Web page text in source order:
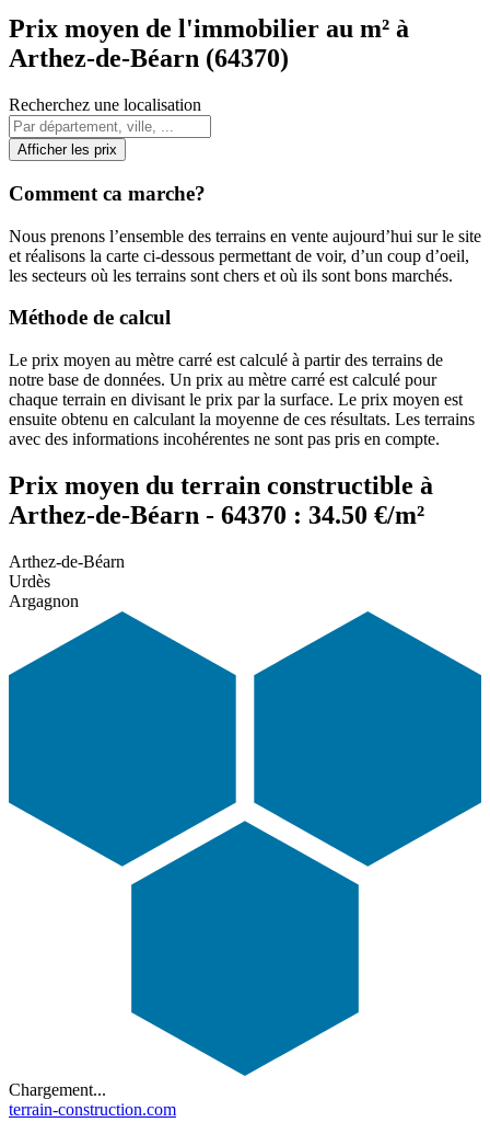
Prix moyen de l'immobilier au m² à
Arthez-de-Béarn (64370)
Recherchez une localisation
Afficher les prix
Comment ca marche?
Nous prenons l’ensemble des terrains en vente aujourd’hui sur le site
et réalisons la carte ci-dessous permettant de voir, d’un coup d’oeil,
les secteurs où les terrains sont chers et où ils sont bons marchés.
Méthode de calcul
Le prix moyen au mètre carré est calculé à partir des terrains de
notre base de données. Un prix au mètre carré est calculé pour
chaque terrain en divisant le prix par la surface. Le prix moyen est
ensuite obtenu en calculant la moyenne de ces résultats. Les terrains
avec des informations incohérentes ne sont pas pris en compte.
Prix moyen du terrain constructible à
Arthez-de-Béarn - 64370 : 34.50 €/m²
Arthez-de-Béarn
Urdès
Argagnon
Chargement...
terrain-construction.com